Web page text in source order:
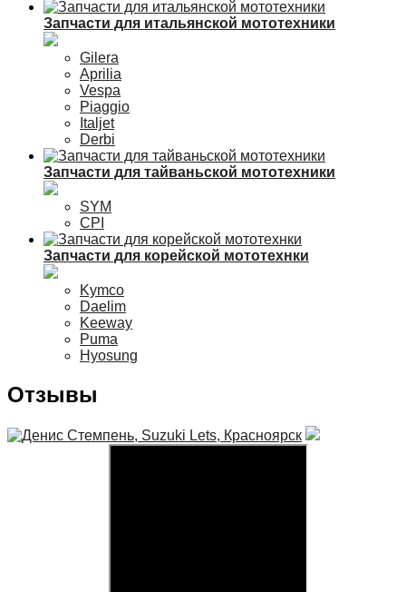
Запчасти для итальянской мототехники
Gilera
Aprilia
Vespa
Piaggio
Italjet
Derbi
Запчасти для тайваньской мототехники
SYM
CPI
Запчасти для корейской мототехнки
Kymco
Daelim
Keeway
Puma
Hyosung
Отзывы